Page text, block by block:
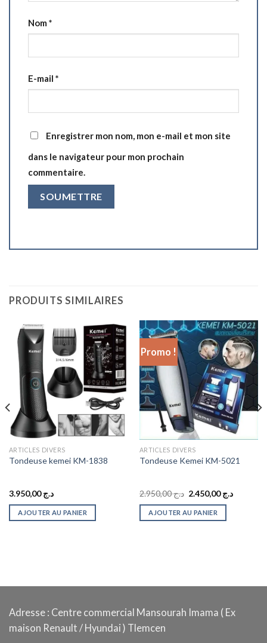
Nom*
E-mail *
Enregistrer mon nom, mon e-mail et mon site
dans le navigateur pour mon prochain
commentaire.
PRODUITS SIMILAIRES
ARTICLES DIVERS
Tondeuse kemei KM-1838
د.ج3.950,00
AJOUTER AU PANIER
Promo !
ARTICLES DIVERS
Tondeuse Kemei KM-5021
د.ج2.950,00
Le
initial
était :
د.ج2.450,00
Le
AJOUTER AU PANIER
Adresse : Centre commercial Mansourah Imama ( Ex
maison Renault / Hyundai ) Tlemcen